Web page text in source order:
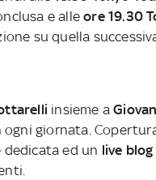
e alleore 19.30
su quella
insieme a
giornata.
dedicata ed un live blog